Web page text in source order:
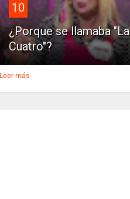
10
¿Porque se llamaba "La
Cuatro"?
Leer más